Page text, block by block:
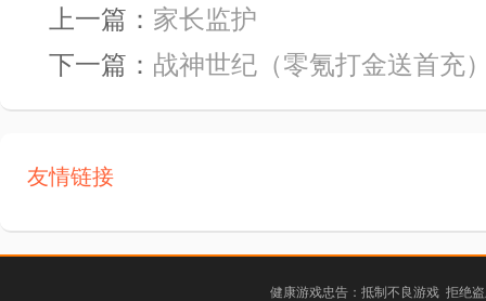
上一篇： 家长监护
下一篇： 战神世纪（零氪打金送首充
友情链接
健康游戏忠告：抵制不良游戏 拒绝